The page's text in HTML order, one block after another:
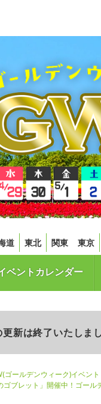
道 東北 関東 東京
ベントカレンダー
新は終了いたしま
ゴールデンウィーク)イベン
ブレット」開催中！ゴー